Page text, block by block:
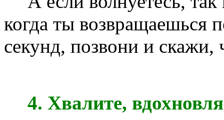
когда ты возвращаешься
секунд, позвони и скажи,
4. Хвалите,